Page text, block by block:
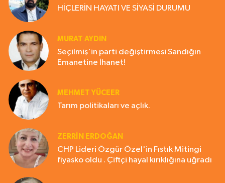
HİÇLERİN HAYATI VE SİYASİ DURUMU
MURAT AYDIN
Seçilmiş'in parti değiştirmesi Sandığın
Emanetine İhanet!
MEHMET YÜCEER
Tarım politikaları ve açlık.
ZERRIN ERDOĞAN
CHP Lideri Özgür Özel'in Fıstık Mitingi
fiyasko oldu . Çiftçi hayal kırıklığına uğradı